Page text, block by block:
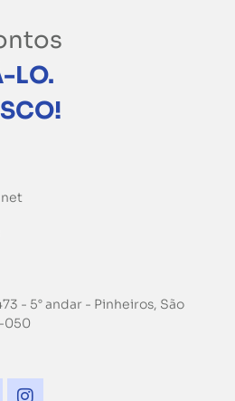
LO.
- 5° andar - Pinheiros, São
050